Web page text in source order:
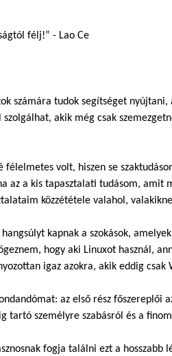
félj!” - Lao Ce
számára tudok segítséget
akik még csak
félelmetes volt, hiszen se
az a kis tapasztalati tudásom, amit
közzététele valahol,
kapnak a szokások,
hogy aki Linuxot használ,
igaz azokra, akik eddig
az első rész főszereplői
tartó személyre szabásról és a
fogja találni ezt a hosszabb